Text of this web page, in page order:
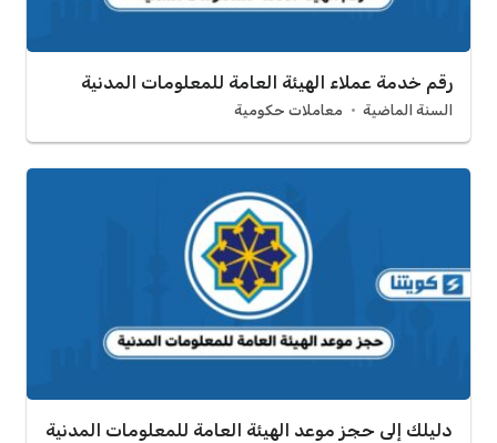
رقم خدمة عملاء الهيئة العامة للمعلومات المدنية
السنة الماضية معاملات حكومية
دليلك إلى حجز موعد الهيئة العامة للمعلومات المدنية